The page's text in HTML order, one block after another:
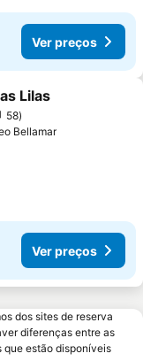
Ver preços
favoritos
Lilas
58
Bellamar
Ver preços
dos sites de reserva
diferenças entre as
que estão disponíveis